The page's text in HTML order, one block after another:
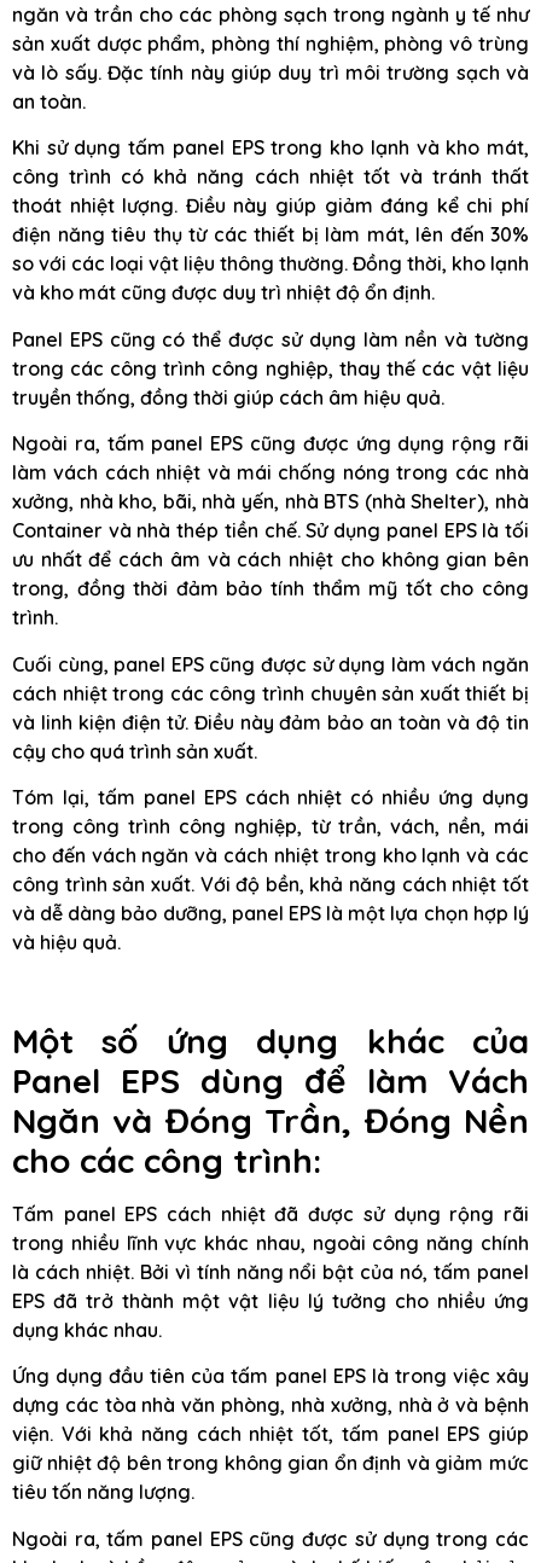
ngăn và trần cho các phòng sạch trong ngành y tế như
sản xuất dược phẩm, phòng thí nghiệm, phòng vô trùng
và lò sấy. Đặc tính này giúp duy trì môi trường sạch và
an toàn.
Khi sử dụng tấm panel EPS trong kho lạnh và kho mát,
công trình có khả năng cách nhiệt tốt và tránh thất
thoát nhiệt lượng. Điều này giúp giảm đáng kể chi phí
điện năng tiêu thụ từ các thiết bị làm mát, lên đến 30%
so với các loại vật liệu thông thường. Đồng thời, kho lạnh
và kho mát cũng được duy trì nhiệt độ ổn định.
Panel EPS cũng có thể được sử dụng làm nền và tường
trong các công trình công nghiệp, thay thế các vật liệu
truyền thống, đồng thời giúp cách âm hiệu quả.
Ngoài ra, tấm panel EPS cũng được ứng dụng rộng rãi
làm vách cách nhiệt và mái chống nóng trong các nhà
xưởng, nhà kho, bãi, nhà yến, nhà BTS (nhà Shelter), nhà
Container và nhà thép tiền chế. Sử dụng panel EPS là tối
ưu nhất để cách âm và cách nhiệt cho không gian bên
trong, đồng thời đảm bảo tính thẩm mỹ tốt cho công
trình.
Cuối cùng, panel EPS cũng được sử dụng làm vách ngăn
cách nhiệt trong các công trình chuyên sản xuất thiết bị
và linh kiện điện tử. Điều này đảm bảo an toàn và độ tin
cậy cho quá trình sản xuất.
Tóm lại, tấm panel EPS cách nhiệt có nhiều ứng dụng
trong công trình công nghiệp, từ trần, vách, nền, mái
cho đến vách ngăn và cách nhiệt trong kho lạnh và các
công trình sản xuất. Với độ bền, khả năng cách nhiệt tốt
và dễ dàng bảo dưỡng, panel EPS là một lựa chọn hợp lý
và hiệu quả.
Một số ứng dụng khác của
Panel EPS dùng để làm Vách
Ngăn và Đóng Trần, Đóng Nền
cho các công trình:
Tấm panel EPS cách nhiệt đã được sử dụng rộng rãi
trong nhiều lĩnh vực khác nhau, ngoài công năng chính
là cách nhiệt. Bởi vì tính năng nổi bật của nó, tấm panel
EPS đã trở thành một vật liệu lý tưởng cho nhiều ứng
dụng khác nhau.
Ứng dụng đầu tiên của tấm panel EPS là trong việc xây
dựng các tòa nhà văn phòng, nhà xưởng, nhà ở và bệnh
viện. Với khả năng cách nhiệt tốt, tấm panel EPS giúp
giữ nhiệt độ bên trong không gian ổn định và giảm mức
tiêu tốn năng lượng.
Ngoài ra, tấm panel EPS cũng được sử dụng trong các